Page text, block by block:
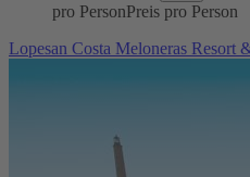
pro PersonPreis pro Person
Lopesan Costa Meloneras Resort